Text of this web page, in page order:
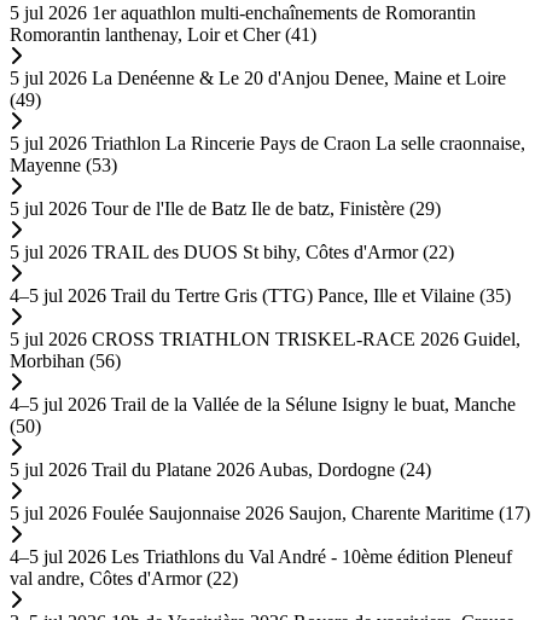
5 jul 2026 1er aquathlon multi-enchaînements de Romorantin
Romorantin lanthenay, Loir et Cher (41)
5 jul 2026 La Denéenne & Le 20 d'Anjou Denee, Maine et Loire
(49)
5 jul 2026 Triathlon La Rincerie Pays de Craon La selle craonnaise,
Mayenne (53)
5 jul 2026 Tour de l'Ile de Batz Ile de batz, Finistère (29)
5 jul 2026 TRAIL des DUOS St bihy, Côtes d'Armor (22)
4–5 jul 2026 Trail du Tertre Gris (TTG) Pance, Ille et Vilaine (35)
5 jul 2026 CROSS TRIATHLON TRISKEL-RACE 2026 Guidel,
Morbihan (56)
4–5 jul 2026 Trail de la Vallée de la Sélune Isigny le buat, Manche
(50)
5 jul 2026 Trail du Platane 2026 Aubas, Dordogne (24)
5 jul 2026 Foulée Saujonnaise 2026 Saujon, Charente Maritime (17)
4–5 jul 2026 Les Triathlons du Val André - 10ème édition Pleneuf
val andre, Côtes d'Armor (22)